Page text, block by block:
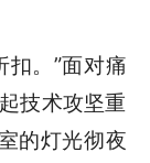
扣。”面对痛
技术攻坚重
的灯光彻夜